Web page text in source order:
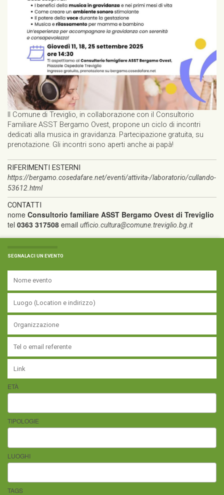
Il Comune di Treviglio, in collaborazione con il Consultorio
Familiare ASST Bergamo Ovest, propone un ciclo di incontri
dedicati alla musica in gravidanza. Partecipazione gratuita, su
prenotazione. Gli incontri sono aperti anche ai papà!
RIFERIMENTI ESTERNI
https://bergamo.cosedafare.net/eventi/attivita-/laboratorio/cullando-
53612.html
CONTATTI
nome Consultorio familiare ASST Bergamo Ovest di Treviglio
tel 0363 317508 email ufficio.cultura@comune.treviglio.bg.it
SEGNALACI UN EVENTO
ETÀ
TIPOLOGIE
LUOGHI
TAGS